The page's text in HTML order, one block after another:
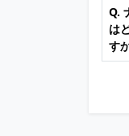
Q.
は
す